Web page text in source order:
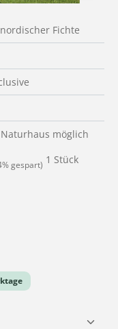
Fichte
möglich
gespart) 1 Stück
Sternen
Wert ein